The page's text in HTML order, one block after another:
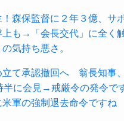
！森保監督に２年３億、サ
上も→「会長交代」に全く
の気持ち悪さ。
立て承認撤回へ 翁長知事
半に会見→戒厳令の発令で
米軍の強制退去命令ですね